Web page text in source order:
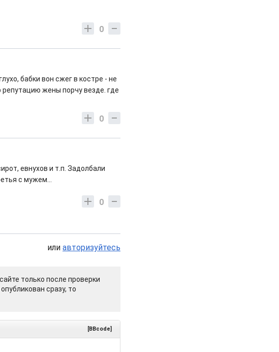
0
бабки вон сжег в костре - не
репутацию жены порчу везде. где
0
евнухов и т.п. Задолбали
с мужем...
0
или авторизуйтесь
только после проверки
сразу, то
[BBcode]